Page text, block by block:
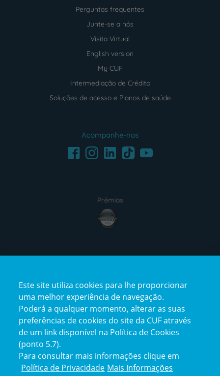
Perguntas frequentes
Junte-se a nós
Visita Virtual
English version
My CUF
Intermediação de Crédito
Soluções de acesso e Planos de saúde
Acompanhe-nos
FacebookInstagramLinkedInTikTokYoutube
Prémios
award4
certification2certification3
Reclamações
e
Este site utiliza cookies para lhe proporcionar
uma melhor experiência de navegação.
Poderá a qualquer momento, alterar as suas
preferências de cookies do site da CUF através
de um link disponível na Política de Cookies
(ponto 5.7).
Para consultar mais informações clique em
Política de Privacidade Mais Informações